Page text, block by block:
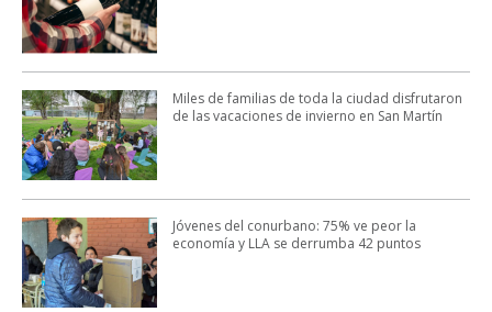
Miles de familias de toda la ciudad disfrutaron
de las vacaciones de invierno en San Martín
Jóvenes del conurbano: 75% ve peor la
economía y LLA se derrumba 42 puntos